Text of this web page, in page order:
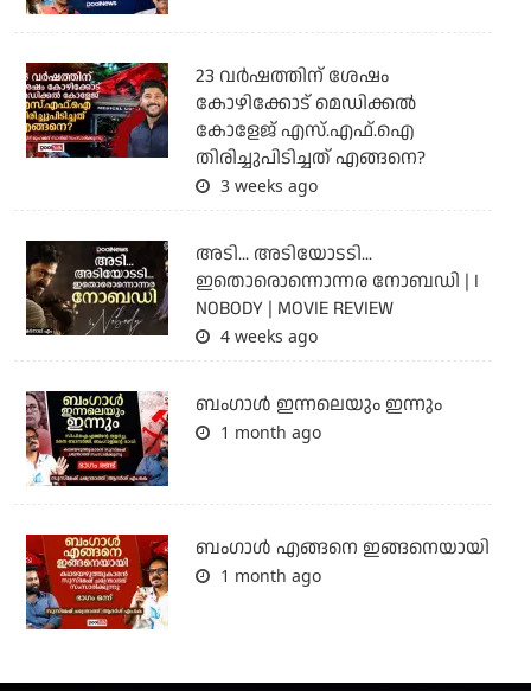
23 വർഷത്തിന് ശേഷം
കോഴിക്കോട് മെഡിക്കൽ
കോളേജ് എസ്.എഫ്.ഐ
തിരിച്ചുപിടിച്ചത് എങ്ങനെ?
3 weeks ago
അടി... അടിയോടടി...
ഇതൊരൊന്നൊന്നര നോബഡി | I
NOBODY | MOVIE REVIEW
4 weeks ago
ബംഗാള്‍ ഇന്നലെയും ഇന്നും
1 month ago
ബം​ഗാൾ എങ്ങനെ ഇങ്ങനെയായി
1 month ago